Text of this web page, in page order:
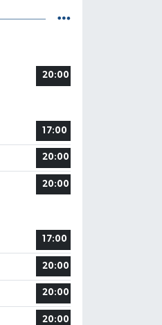
20:00
17:00
20:00
20:00
17:00
20:00
20:00
20:00